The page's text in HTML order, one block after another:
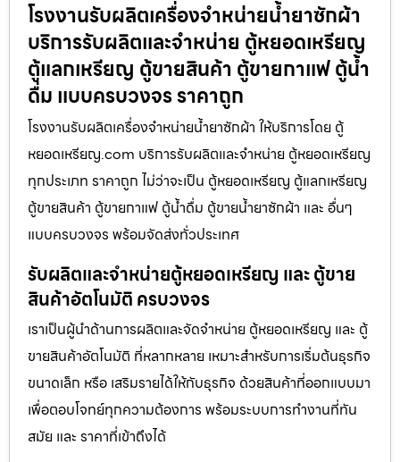
โรงงานรับผลิตเครื่องจำหน่ายน้ำยาซักผ้า
บริการรับผลิตและจำหน่าย ตู้หยอดเหรียญ
ตู้แลกเหรียญ ตู้ขายสินค้า ตู้ขายกาแฟ ตู้น้ำ
ดื่ม แบบครบวงจร ราคาถูก
โรงงานรับผลิตเครื่องจำหน่ายน้ำยาซักผ้า ให้บริการโดย ตู้
หยอดเหรียญ.com บริการรับผลิตและจำหน่าย ตู้หยอดเหรียญ
ทุกประเภท ราคาถูก ไม่ว่าจะเป็น ตู้หยอดเหรียญ ตู้แลกเหรียญ
ตู้ขายสินค้า ตู้ขายกาแฟ ตู้น้ำดื่ม ตู้ขายน้ำยาซักผ้า และ อื่นๆ
แบบครบวงจร พร้อมจัดส่งทั่วประเทศ
รับผลิตและจำหน่ายตู้หยอดเหรียญ และ ตู้ขาย
สินค้าอัตโนมัติ ครบวงจร
เราเป็นผู้นำด้านการผลิตและจัดจำหน่าย ตู้หยอดเหรียญ และ ตู้
ขายสินค้าอัตโนมัติ ที่หลากหลาย เหมาะสำหรับการเริ่มต้นธุรกิจ
ขนาดเล็ก หรือ เสริมรายได้ให้กับธุรกิจ ด้วยสินค้าที่ออกแบบมา
เพื่อตอบโจทย์ทุกความต้องการ พร้อมระบบการทำงานที่ทัน
สมัย และ ราคาที่เข้าถึงได้